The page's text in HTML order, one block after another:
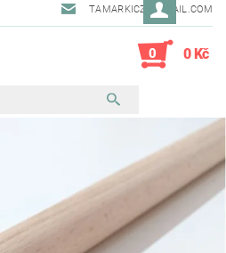
TAMARKICZ@GMAIL.COM
0 0 Kč